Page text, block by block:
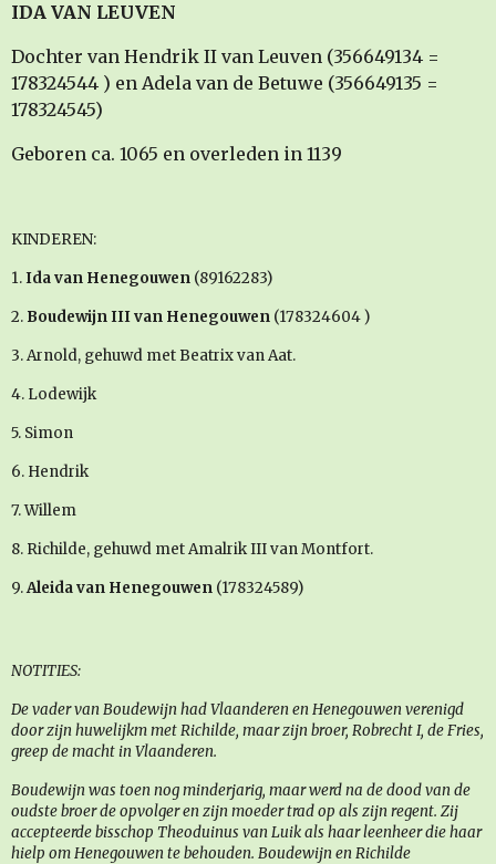
IDA VAN LEUVEN
Dochter van Hendrik II van Leuven (356649134 =
178324544 ) en Adela van de Betuwe (356649135 =
178324545)
Geboren ca. 1065 en overleden in 1139
KINDEREN:
1.Ida van Henegouwen (89162283)
2. Boudewijn III van Henegouwen (178324604 )
3. Arnold, gehuwd met Beatrix van Aat.
4. Lodewijk
5. Simon
6. Hendrik
7. Willem
8. Richilde, gehuwd met Amalrik III van Montfort.
9.Aleida van Henegouwen (178324589)
NOTITIES:
De vader van Boudewijn had Vlaanderen en Henegouwen verenigd
door zijn huwelijkm met Richilde, maar zijn broer, Robrecht I, de Fries,
greep de macht in Vlaanderen.
Boudewijn was toen nog minderjarig, maar werd na de dood van de
oudste broer de opvolger en zijn moeder trad op als zijn regent. Zij
accepteerde bisschop Theoduinus van Luik als haar leenheer die haar
hielp om Henegouwen te behouden. Boudewijn en Richilde